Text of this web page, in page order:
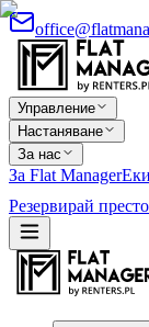
Управление
Настаняване
За нас
За Flat Manager
Резервирай